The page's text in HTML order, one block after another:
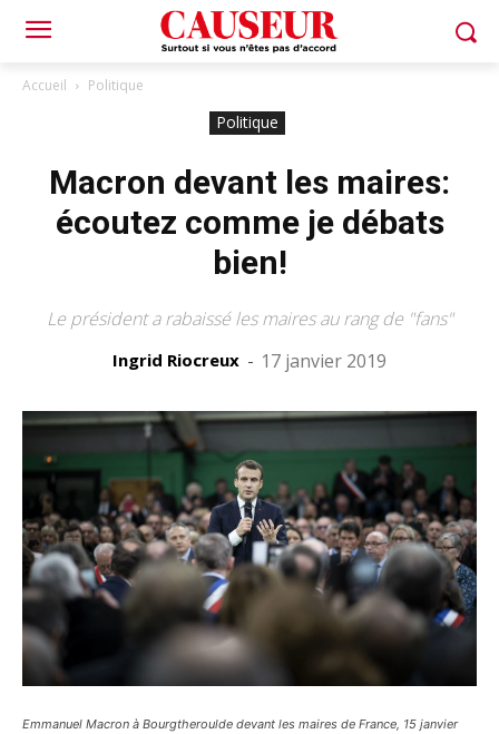
Accueil Politique
Politique
Macron devant les maires:
écoutez comme je débats
bien!
Le président a rabaissé les maires au rang de "fans"
Ingrid Riocreux - 17 janvier 2019
Emmanuel Macron à Bourgtheroulde devant les maires de France, 15 janvier